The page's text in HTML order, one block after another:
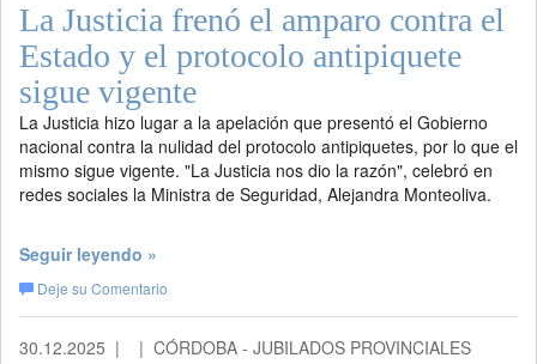
La Justicia frenó el amparo contra el
Estado y el protocolo antipiquete
sigue vigente
La Justicia hizo lugar a la apelación que presentó el Gobierno
nacional contra la nulidad del protocolo antipiquetes, por lo que el
mismo sigue vigente. "La Justicia nos dio la razón", celebró en
redes sociales la Ministra de Seguridad, Alejandra Monteoliva.
Seguir leyendo »
Deje su Comentario
30.12.2025 | | CÓRDOBA - JUBILADOS PROVINCIALES